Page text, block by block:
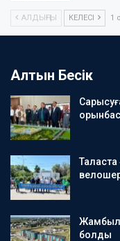
АЛДЫҢҒЫ КЕЛЕСІ 1
Алтын Бесік
Жамбыл
болды